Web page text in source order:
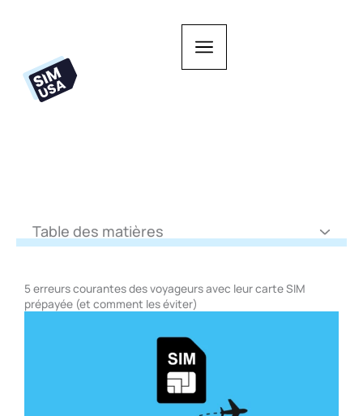
Table des matières
5 erreurs courantes des voyageurs avec leur carte SIM
prépayée (et comment les éviter)